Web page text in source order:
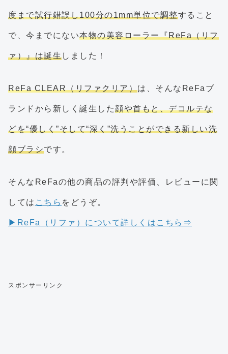
度まで試行錯誤し100分の1mm単位で調整すること
で、今までにない本物の美容ローラー『ReFa（リフ
ァ）』は誕生しました！
ReFa CLEAR（リファクリア）は、そんなReFaブ
ランドから新しく誕生した顔や首もと、デコルテな
どを“優しく”そして“深く”洗うことができる新しい洗
顔ブラシです。
そんなReFaの他の商品の評判や評価、レビューに関
しては こちら をどうぞ。
▶ReFa（リファ）について詳しくはこちら⇒
スポンサーリンク